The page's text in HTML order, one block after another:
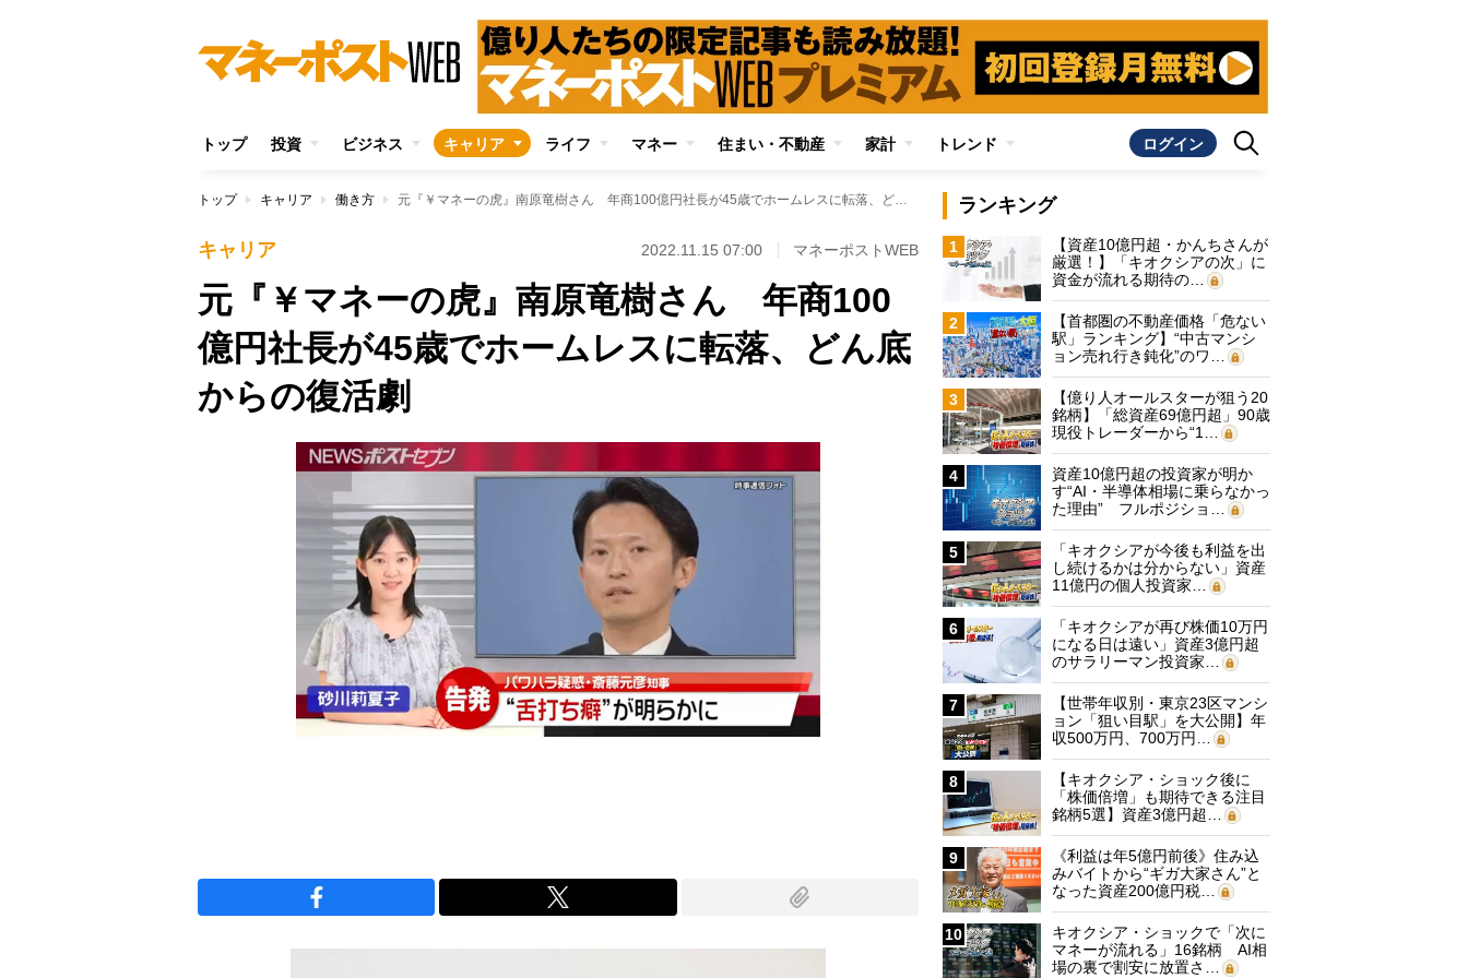
トップ 投資 ビジネス キャリア ライフ マネー 住まい・不動産 家計 トレンド ログイン
トップ キャリア 働き方 元『￥マネーの虎』南原竜樹さん 年商100億円社長が45歳でホームレスに転落、どん底からの復活劇
キャリア 2022.11.15 07:00 マネーポストWEB
元『￥マネーの虎』南原竜樹さん 年商100
億円社長が45歳でホームレスに転落、どん底
からの復活劇
ランキング
1
【資産10億円超・かんちさんが
厳選！】「キオクシアの次」に
資金が流れる期待の…
2
【首都圏の不動産価格「危ない
駅」ランキング】“中古マンシ
ョン売れ行き鈍化”のワ…
3
【億り人オールスターが狙う20
銘柄】「総資産69億円超」90歳
現役トレーダーから“1…
4
資産10億円超の投資家が明か
す“AI・半導体相場に乗らなかっ
た理由” フルポジショ…
5
「キオクシアが今後も利益を出
し続けるかは分からない」資産
11億円の個人投資家…
6
「キオクシアが再び株価10万円
になる日は遠い」資産3億円超
のサラリーマン投資家…
7
【世帯年収別・東京23区マンシ
ョン「狙い目駅」を大公開】年
収500万円、700万円…
8
【キオクシア・ショック後に
「株価倍増」も期待できる注目
銘柄5選】資産3億円超…
9
《利益は年5億円前後》住み込
みバイトから“ギガ大家さん”と
なった資産200億円税…
10
キオクシア・ショックで「次に
マネーが流れる」16銘柄 AI相
場の裏で割安に放置さ…